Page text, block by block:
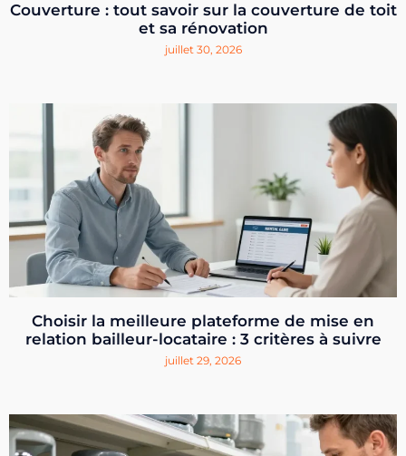
Couverture : tout savoir sur la couverture de toit
et sa rénovation
juillet 30, 2026
Choisir la meilleure plateforme de mise en
relation bailleur-locataire : 3 critères à suivre
juillet 29, 2026